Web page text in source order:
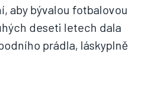
aby bývalou fotbalovou
deseti letech dala
prádla, láskyplně